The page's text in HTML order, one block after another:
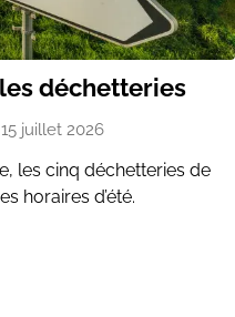
déchetteries
15 juillet 2026
les cinq déchetteries de
horaires d’été.